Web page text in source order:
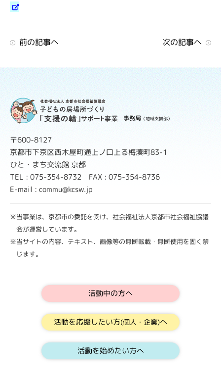
前の記事へ 次の記事へ
事務局 （地域支援部）
〒600-8127
京都市下京区西木屋町通上ノ口上る梅湊町83-1
ひと・まち交流館 京都
TEL : 075-354-8732 FAX : 075-354-8736
E-mail : commu@kcsw.jp
※当事業は、京都市の委託を受け、社会福祉法人京都市社会福祉協議
会が運営しています。
※当サイトの内容、テキスト、画像等の無断転載・無断使用を固く禁
じます。
活動中の方へ
活動を応援したい方(個人・企業)へ
活動を始めたい方へ